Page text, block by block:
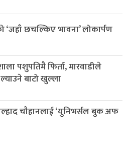
‘जहाँ छचल्किए भावना’ लोकार्पण
पशुपतिमै फिर्ता, मारवाडीले
बाटो खुल्ला
चौहानलाई ‘युनिभर्सल बुक अफ